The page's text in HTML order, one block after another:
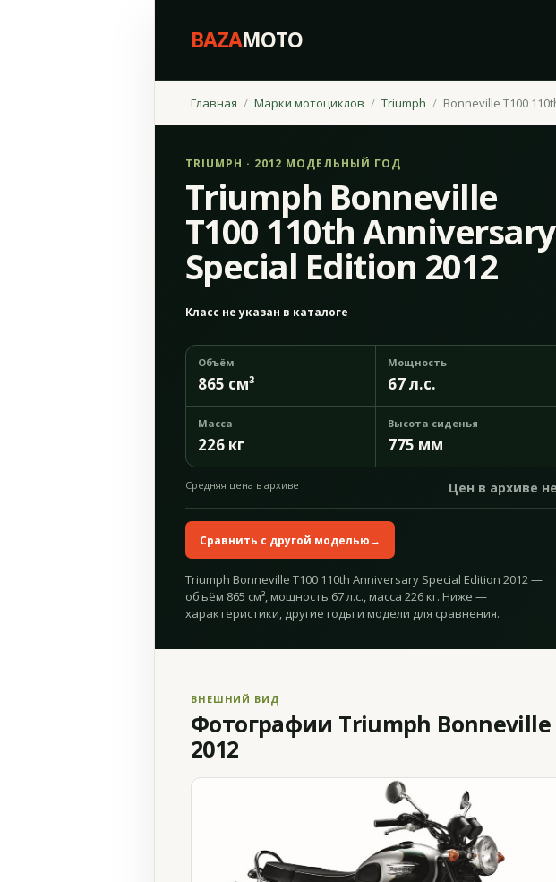
BAZAMOTO
Главная Марки мотоциклов Triumph Bonneville T100
TRIUMPH · 2012 МОДЕЛЬНЫЙ ГОД
Triumph Bonneville
T100 110th Anniversary
Special Edition 2012
Класс не указан в каталоге
Объём
865 см³
Мощность
67 л.с.
Масса
226 кг
Высота сиденья
775 мм
Средняя цена в архиве Цен в архиве
Сравнить с другой моделью→
Triumph Bonneville T100 110th Anniversary Special Edition 2012 —
объём 865 см³, мощность 67 л.с., масса 226 кг. Ниже —
характеристики, другие годы и модели для сравнения.
ВНЕШНИЙ ВИД
Фотографии Triumph Bonneville
2012